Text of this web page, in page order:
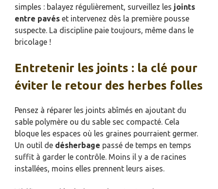
simples : balayez régulièrement, surveillez les joints
entre pavés et intervenez dès la première pousse
suspecte. La discipline paie toujours, même dans le
bricolage !
Entretenir les joints : la clé pour
éviter le retour des herbes folles
Pensez à réparer les joints abîmés en ajoutant du
sable polymère ou du sable sec compacté. Cela
bloque les espaces où les graines pourraient germer.
Un outil de désherbage passé de temps en temps
suffit à garder le contrôle. Moins il y a de racines
installées, moins elles prennent leurs aises.